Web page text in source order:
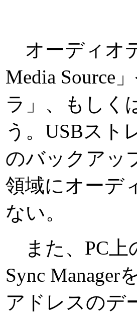
オーディオ
Media Source
ラ」、もしく
う。USBスト
のバックアッ
領域にオーデ
ない。
また、PC上
Sync Manager
アドレスのデ